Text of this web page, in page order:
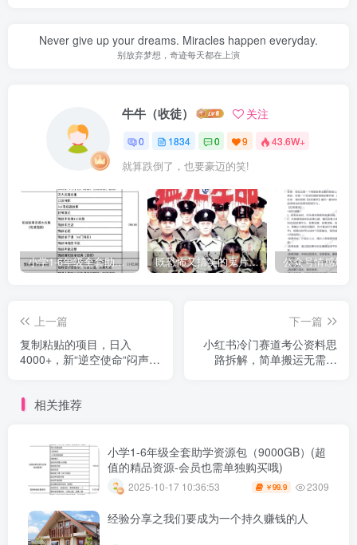
Never give up your dreams. Miracles happen everyday.
别放弃梦想，奇迹每天都在上演
牛牛（收徒） 关注
0 1834 0 9 43.6W+
就算跌倒了，也要豪迈的笑!
小学1-6年级全套助学资源包（9000GB）(超值的精品资源-会员也需单独购买哦) 既恐怖又搞笑的鬼片（10部猛鬼恐怖片都是喜剧片）
上一篇
复制粘贴的项目，日入
4000+，新“逆空使命“闷声发
下一篇
小红书冷门赛道考公资料思
路拆解，简单搬运无需操
相关推荐
小学1-6年级全套助学资源包（9000GB）(超
值的精品资源-会员也需单独购买哦)
2025-10-17 10:36:53 ￥99.9 2309
经验分享之我们要成为一个持久赚钱的人